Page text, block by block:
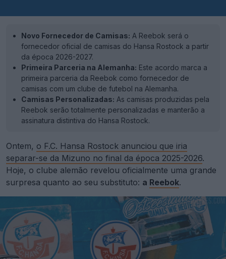
Novo Fornecedor de Camisas: A Reebok será o
fornecedor oficial de camisas do Hansa Rostock a partir
da época 2026-2027.
Primeira Parceria na Alemanha: Este acordo marca a
primeira parceria da Reebok como fornecedor de
camisas com um clube de futebol na Alemanha.
Camisas Personalizadas: As camisas produzidas pela
Reebok serão totalmente personalizadas e manterão a
assinatura distintiva do Hansa Rostock.
Ontem, o F.C. Hansa Rostock anunciou que iria
separar-se da Mizuno no final da época 2025-2026.
Hoje, o clube alemão revelou oficialmente uma grande
surpresa quanto ao seu substituto: a Reebok.